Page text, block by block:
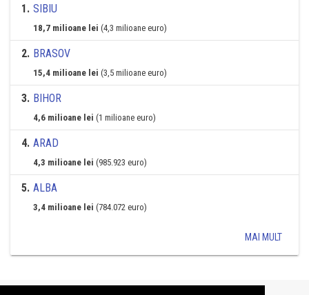
1. SIBIU
18,7 milioane lei (4,3 milioane euro)
2. BRASOV
15,4 milioane lei (3,5 milioane euro)
3. BIHOR
4,6 milioane lei (1 milioane euro)
4. ARAD
4,3 milioane lei (985.923 euro)
5. ALBA
3,4 milioane lei (784.072 euro)
MAI MULT